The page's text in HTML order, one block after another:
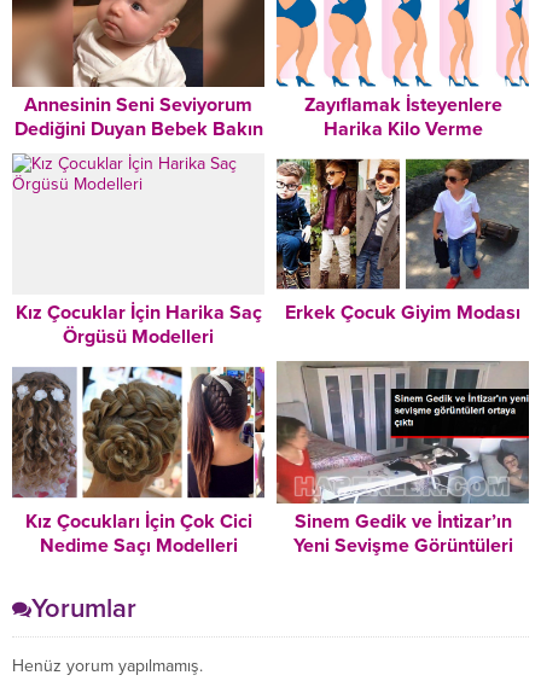
Annesinin Seni Seviyorum
Dediğini Duyan Bebek Bakın
Nasıl Duygulandı
Zayıflamak İsteyenlere
Harika Kilo Verme
Tavsiyeleri – Mutlaka
Okuyun!
Kız Çocuklar İçin Harika Saç
Örgüsü Modelleri
Erkek Çocuk Giyim Modası
Kız Çocukları İçin Çok Cici
Nedime Saçı Modelleri
Sinem Gedik ve İntizar’ın
Yeni Sevişme Görüntüleri
Yorumlar
Henüz yorum yapılmamış.